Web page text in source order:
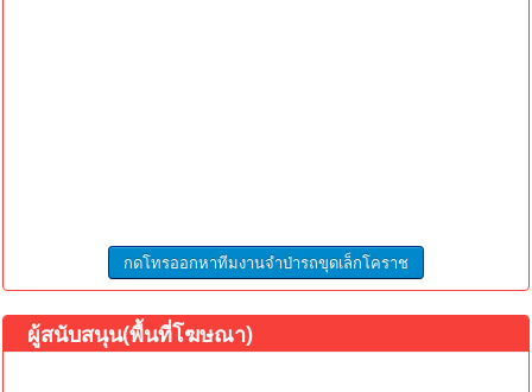
กดโทรออกหาทีมงานจำป่ารถขุดเล็กโคราช
ผู้สนับสนุน(พื้นที่โฆษณา)